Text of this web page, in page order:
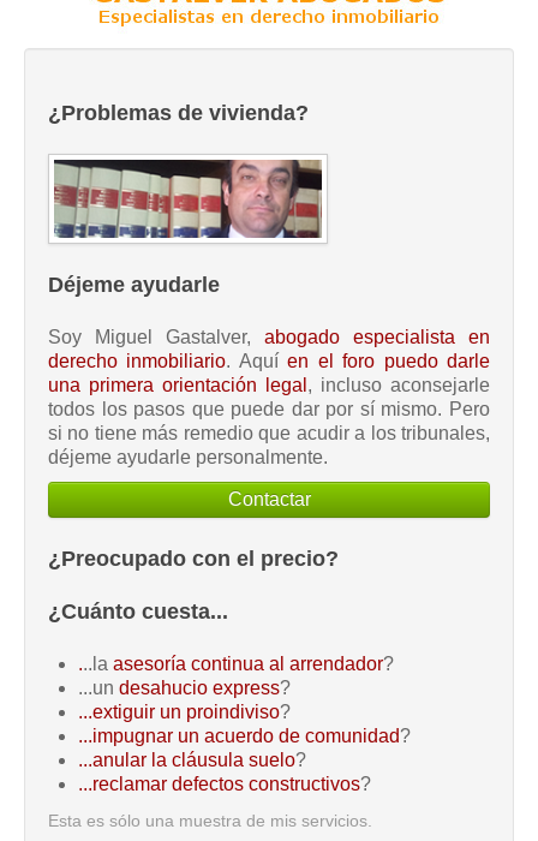
¿Problemas de vivienda?
Déjeme ayudarle
Soy Miguel Gastalver, abogado especialista en
derecho inmobiliario. Aquíen el foro puedo darle
una primera orientación legal , incluso aconsejarle
todos los pasos que puede dar por sí mismo. Pero
si no tiene más remedio que acudir a los tribunales,
déjeme ayudarle personalmente.
Contactar
¿Preocupado con el precio?
¿Cuánto cuesta...
...la asesoría continua al arrendador?
...un desahucio express?
...extiguir un proindiviso?
...impugnar un acuerdo de comunidad?
...anular la cláusula suelo?
...reclamar defectos constructivos?
Esta es sólo una muestra de mis servicios.